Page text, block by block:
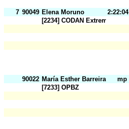
7 90049 Elena Moruno 2:22:04
[2234] CODAN Extremadura
90022 María Esther Barreira mp
[7233] OPBZ